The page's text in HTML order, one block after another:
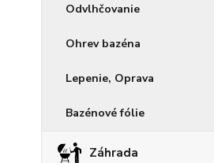
Odvlhčovanie
Ohrev bazéna
Lepenie, Oprava
Bazénové fólie
Záhrada